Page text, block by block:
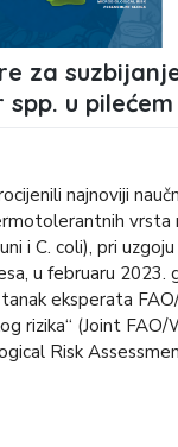
za
u pilećem
najnoviji
vrsta
i C. coli), pri
u februaru 2023.
eksperata
rizika“ (Joint
Risk